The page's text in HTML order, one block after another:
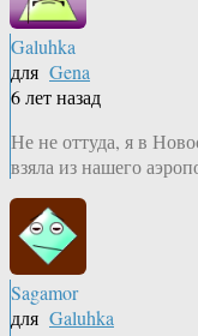
Galuhka
для Gena
6 лет назад
Не не оттуда, я в
взяла из нашего
Sagamor
для Galuhka